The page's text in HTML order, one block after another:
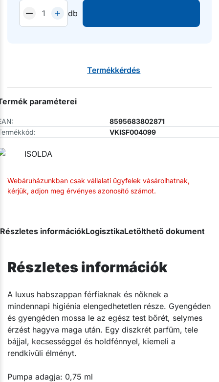
db
Webáruházunkban csak vállalati ügyfelek vásárolhatnak,
kérjük, adjon meg érvényes azonosító számot.
Termékkérdés
paraméterei
8595683802871
VKISF004099
Részletes információkLogisztikaLetölthető
Részletes információk
​A luxus habszappan férfiaknak és nőknek a
mindennapi higiénia elengedhetetlen része. Gyengéden
és gyengéden mossa le az egész test bőrét, selymes
érzést hagyva maga után. Egy diszkrét parfüm, tele
bájjal, kecsességgel és holdfénnyel, kiemeli a
rendkívüli élményt.
Pumpa adagja: 0,75 ml​